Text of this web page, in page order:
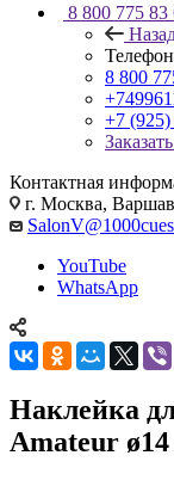
8 800 775 83
8 800
+7
Контактная
г. Москва,
YouTube
WhatsApp
Наклейка
Amateur